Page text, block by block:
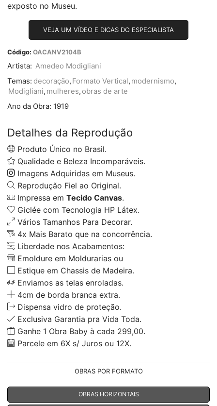
exposto no Museu.
VEJA UM VÍDEO E DICAS DO ESPECIALISTA
Código: OACANV2104B
Artista: Amedeo Modigliani
Temas: decoração, Formato Vertical, modernismo,
Modigliani, mulheres, obras de arte
Ano da Obra: 1919
Detalhes da Reprodução
Produto Único no Brasil.
Qualidade e Beleza Incomparáveis.
Imagens Adquiridas em Museus.
Reprodução Fiel ao Original.
Impressa em Tecido Canvas.
Giclée com Tecnologia HP Látex.
Vários Tamanhos Para Decorar.
4x Mais Barato que na concorrência.
Liberdade nos Acabamentos:
Emoldure em Moldurarias ou
Estique em Chassis de Madeira.
Enviamos as telas enroladas.
4cm de borda branca extra.
Dispensa vidro de proteção.
Exclusiva Garantia pra Vida Toda.
Ganhe 1 Obra Baby à cada 299,00.
Parcele em 6X s/ Juros ou 12X.
OBRAS POR FORMATO
OBRAS HORIZONTAIS